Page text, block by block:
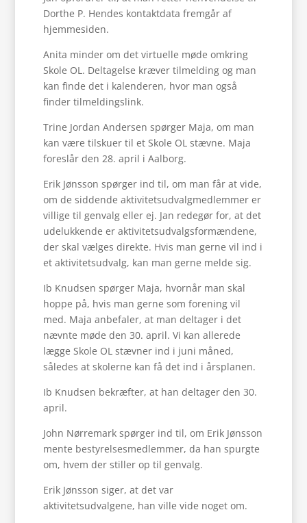
Dorthe P. Hendes kontaktdata fremgår af
hjemmesiden.
Anita minder om det virtuelle møde omkring
Skole OL. Deltagelse kræver tilmelding og man
kan finde det i kalenderen, hvor man også
finder tilmeldingslink.
Trine Jordan Andersen spørger Maja, om man
kan være tilskuer til et Skole OL stævne. Maja
foreslår den 28. april i Aalborg.
Erik Jønsson spørger ind til, om man får at vide,
om de siddende aktivitetsudvalgmedlemmer er
villige til genvalg eller ej. Jan redegør for, at det
udelukkende er aktivitetsudvalgsformændene,
der skal vælges direkte. Hvis man gerne vil ind i
et aktivitetsudvalg, kan man gerne melde sig.
Ib Knudsen spørger Maja, hvornår man skal
hoppe på, hvis man gerne som forening vil
med. Maja anbefaler, at man deltager i det
nævnte møde den 30. april. Vi kan allerede
lægge Skole OL stævner ind i juni måned,
således at skolerne kan få det ind i årsplanen.
Ib Knudsen bekræfter, at han deltager den 30.
april.
John Nørremark spørger ind til, om Erik Jønsson
mente bestyrelsesmedlemmer, da han spurgte
om, hvem der stiller op til genvalg.
Erik Jønsson siger, at det var
aktivitetsudvalgene, han ville vide noget om.